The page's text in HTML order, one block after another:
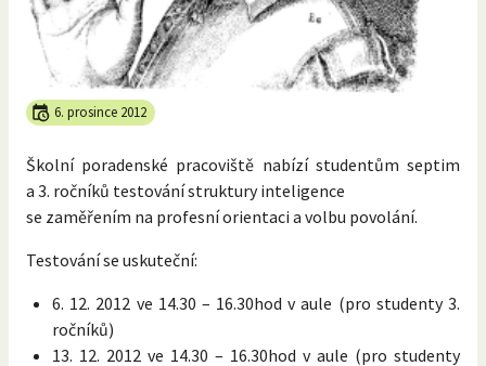
6. prosince 2012
Školní poradenské pracoviště nabízí studentům septim
a 3. ročníků testování struktury inteligence
se zaměřením na profesní orientaci a volbu povolání.
Testování se uskuteční:
6. 12. 2012 ve 14.30 – 16.30hod v aule (pro studenty 3.
ročníků)
13. 12. 2012 ve 14.30 – 16.30hod v aule (pro studenty